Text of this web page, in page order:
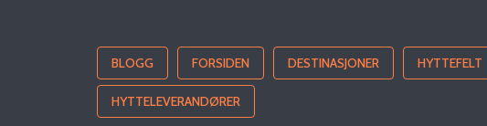
BLOGG FORSIDEN DESTINASJONER HYTTEFELT
HYTTELEVERANDØRER